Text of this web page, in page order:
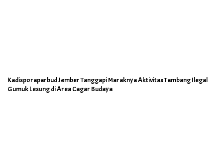
Kadisporaparbud Jember Tanggapi Maraknya Aktivitas Tambang Ilegal
Gumuk Lesung di Area Cagar Budaya